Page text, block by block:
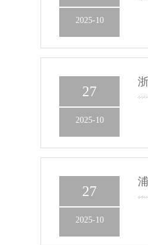
2025-10
27
2025-10
27
2025-10